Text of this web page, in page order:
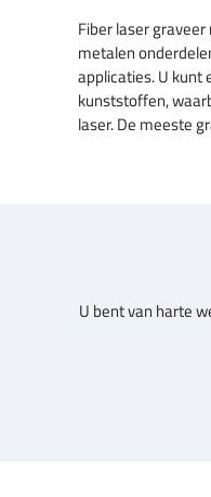
Fiber laser
metalen
applicaties. U kunt
kunststoffen,
laser. De meeste
U bent van harte